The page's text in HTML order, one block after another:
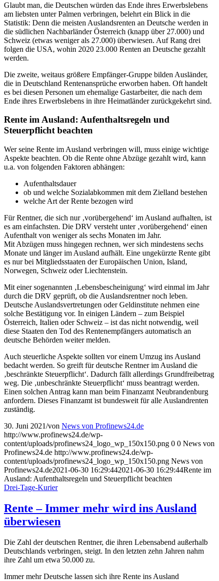
Glaubt man, die Deutschen würden das Ende ihres Erwerbslebens
am liebsten unter Palmen verbringen, belehrt ein Blick in die
Statistik: Denn die meisten Auslandsrenten an Deutsche werden in
die südlichen Nachbarländer Österreich (knapp über 27.000) und
Schweiz (etwas weniger als 27.000) überwiesen. Auf Rang drei
folgen die USA, wohin 2020 23.000 Renten an Deutsche gezahlt
werden.
Die zweite, weitaus größere Empfänger-Gruppe bilden Ausländer,
die in Deutschland Rentenansprüche erworben haben. Oft handelt
es bei diesen Personen um ehemalige Gastarbeiter, die nach dem
Ende ihres Erwerbslebens in ihre Heimatländer zurückgekehrt sind.
Rente im Ausland: Aufenthaltsregeln und
Steuerpflicht beachten
Wer seine Rente im Ausland verbringen will, muss einige wichtige
Aspekte beachten. Ob die Rente ohne Abzüge gezahlt wird, kann
u.a. von folgenden Faktoren abhängen:
Aufenthaltsdauer
ob und welche Sozialabkommen mit dem Zielland bestehen
welche Art der Rente bezogen wird
Für Rentner, die sich nur ‚vorübergehend‘ im Ausland aufhalten, ist
es am einfachsten. Die DRV versteht unter ‚vorübergehend‘ einen
Aufenthalt von weniger als sechs Monaten im Jahr.
Mit Abzügen muss hingegen rechnen, wer sich mindestens sechs
Monate und länger im Ausland aufhält. Eine ungekürzte Rente gibt
es nur bei Mitgliedsstaaten der Europäischen Union, Island,
Norwegen, Schweiz oder Liechtenstein.
Mit einer sogenannten ‚Lebensbescheinigung‘ wird einmal im Jahr
durch die DRV geprüft, ob die Auslandsrentner noch leben.
Deutsche Auslandsvertretungen oder Geldinstitute nehmen eine
solche Bestätigung vor. In einigen Ländern – zum Beispiel
Österreich, Italien oder Schweiz – ist das nicht notwendig, weil
diese Staaten den Tod des Rentenempfängers automatisch an
deutsche Behörden weiter melden.
Auch steuerliche Aspekte sollten vor einem Umzug ins Ausland
bedacht werden. So greift für deutsche Rentner im Ausland die
‚beschränkte Steuerpflicht‘. Dadurch fällt allerdings Grundfreibetrag
weg. Die ‚unbeschränkte Steuerpflicht‘ muss beantragt werden.
Einen solchen Antrag kann man beim Finanzamt Neubrandenburg
anfordern. Dieses Finanzamt ist bundesweit für alle Auslandrenten
zuständig.
30. Juni 2021/von News von Profinews24.de
http://www.profinews24.de/wp-
content/uploads/profinews24_logo_wp_150x150.png 0 0 News von
Profinews24.de http://www.profinews24.de/wp-
content/uploads/profinews24_logo_wp_150x150.png News von
Profinews24.de2021-06-30 16:29:442021-06-30 16:29:44Rente im
Ausland: Aufenthaltsregeln und Steuerpflicht beachten
Drei-Tage-Kurier
Rente – Immer mehr wird ins Ausland
überwiesen
Die Zahl der deutschen Rentner, die ihren Lebensabend außerhalb
Deutschlands verbringen, steigt. In den letzten zehn Jahren nahm
ihre Zahl um etwa 50.000 zu.
Immer mehr Deutsche lassen sich ihre Rente ins Ausland